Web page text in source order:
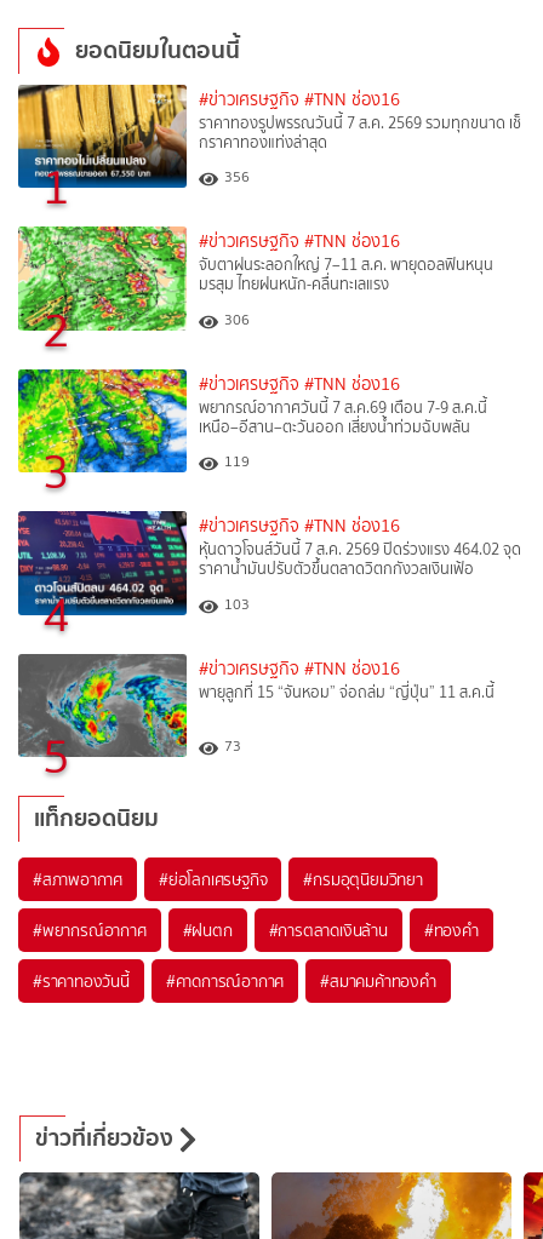
ยอดนิยมในตอนนี้
1
#ข่าวเศรษฐกิจ #TNN ช่อง16
ราคาทองรูปพรรณวันนี้ 7 ส.ค. 2569 รวมทุกขนาด เช็
กราคาทองแท่งล่าสุด
356
2
#ข่าวเศรษฐกิจ #TNN ช่อง16
จับตาฝนระลอกใหญ่ 7–11 ส.ค. พายุดอลฟินหนุน
มรสุม ไทยฝนหนัก-คลื่นทะเลแรง
306
3
#ข่าวเศรษฐกิจ #TNN ช่อง16
พยากรณ์อากาศวันนี้ 7 ส.ค.69 เตือน 7-9 ส.ค.นี้
เหนือ–อีสาน–ตะวันออก เสี่ยงน้ำท่วมฉับพลัน
119
4
#ข่าวเศรษฐกิจ #TNN ช่อง16
หุ้นดาวโจนส์วันนี้ 7 ส.ค. 2569 ปิดร่วงแรง 464.02 จุด
ราคาน้ำมันปรับตัวขึ้นตลาดวิตกกังวลเงินเฟ้อ
103
5
#ข่าวเศรษฐกิจ #TNN ช่อง16
พายุลูกที่ 15 “จันหอม” จ่อถล่ม “ญี่ปุ่น” 11 ส.ค.นี้
73
แท็กยอดนิยม
#สภาพอากาศ #ย่อโลกเศรษฐกิจ #กรมอุตุนิยมวิทยา
#พยากรณ์อากาศ #ฝนตก #การตลาดเงินล้าน #ทองคำ
#ราคาทองวันนี้ #คาดการณ์อากาศ #สมาคมค้าทองคำ
ข่าวที่เกี่ยวข้อง